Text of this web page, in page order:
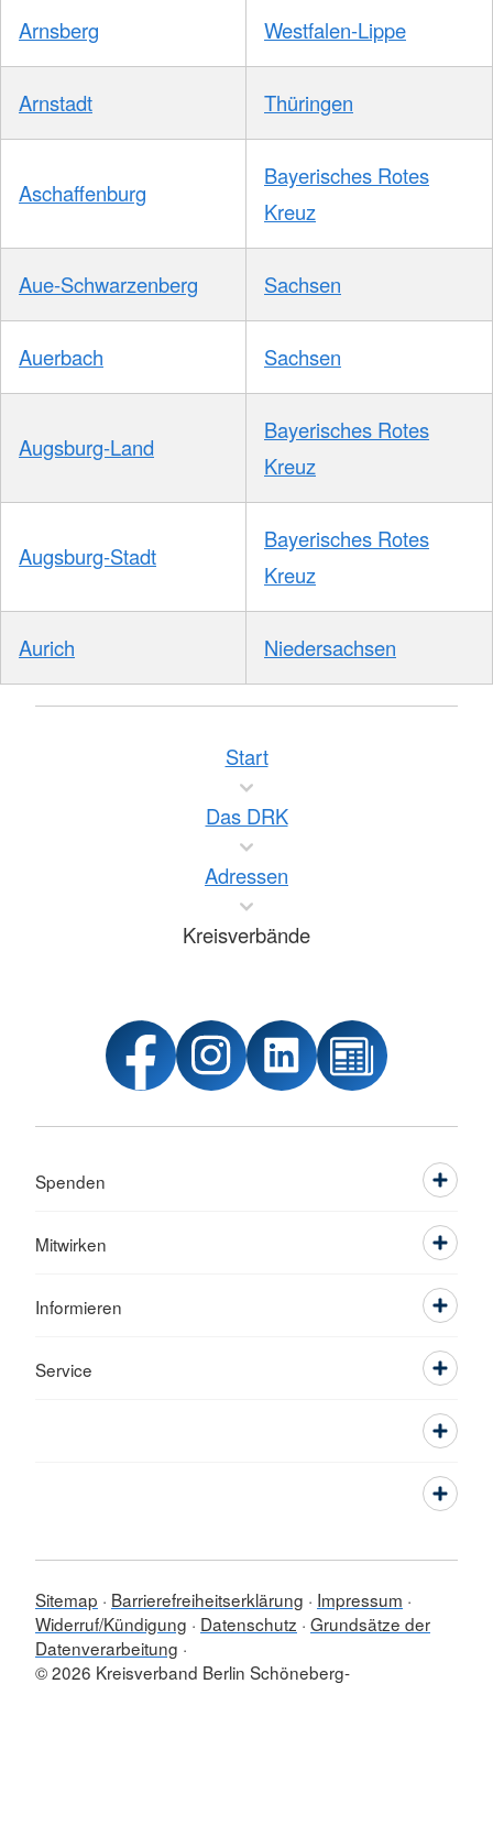
Arnsberg Westfalen-Lippe
Arnstadt Thüringen
Aschaffenburg
Bayerisches Rotes
Kreuz
Aue-Schwarzenberg Sachsen
Auerbach Sachsen
Augsburg-Land
Bayerisches Rotes
Kreuz
Augsburg-Stadt
Bayerisches Rotes
Kreuz
Aurich Niedersachsen
Start
Das DRK
Adressen
Kreisverbände
Spenden
Mitwirken
Informieren
Service
Sitemap Barrierefreiheitserklärung
Impressum
Widerruf/Kündigung
Datenschutz Grundsätze der
Datenverarbeitung
© 2026 Kreisverband Berlin Schöneberg-